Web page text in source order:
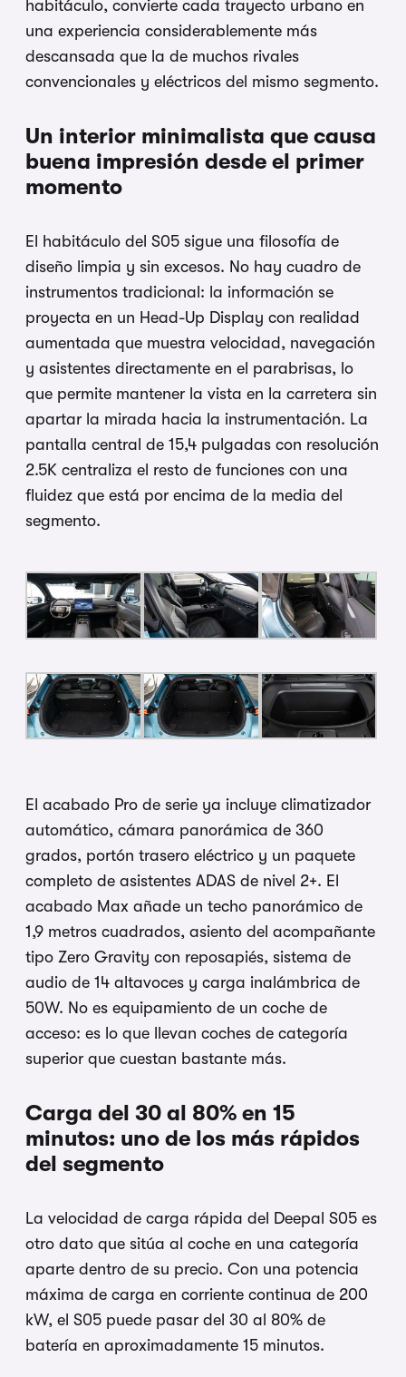
habitáculo, convierte cada trayecto urbano en
una experiencia considerablemente más
descansada que la de muchos rivales
convencionales y eléctricos del mismo segmento.
Un interior minimalista que causa
buena impresión desde el primer
momento
El habitáculo del S05 sigue una filosofía de
diseño limpia y sin excesos. No hay cuadro de
instrumentos tradicional: la información se
proyecta en un Head-Up Display con realidad
aumentada que muestra velocidad, navegación
y asistentes directamente en el parabrisas, lo
que permite mantener la vista en la carretera sin
apartar la mirada hacia la instrumentación. La
pantalla central de 15,4 pulgadas con resolución
2.5K centraliza el resto de funciones con una
fluidez que está por encima de la media del
segmento.
El acabado Pro de serie ya incluye climatizador
automático, cámara panorámica de 360
grados, portón trasero eléctrico y un paquete
completo de asistentes ADAS de nivel 2+. El
acabado Max añade un techo panorámico de
1,9 metros cuadrados, asiento del acompañante
tipo Zero Gravity con reposapiés, sistema de
audio de 14 altavoces y carga inalámbrica de
50W. No es equipamiento de un coche de
acceso: es lo que llevan coches de categoría
superior que cuestan bastante más.
Carga del 30 al 80% en 15
minutos: uno de los más rápidos
del segmento
La velocidad de carga rápida del Deepal S05 es
otro dato que sitúa al coche en una categoría
aparte dentro de su precio. Con una potencia
máxima de carga en corriente continua de 200
kW, el S05 puede pasar del 30 al 80% de
batería en aproximadamente 15 minutos.